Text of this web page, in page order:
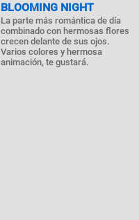
BLOOMING NIGHT
La parte más romántica de día
combinado con hermosas flores
crecen delante de sus ojos.
Varios colores y hermosa
animación, te gustará.